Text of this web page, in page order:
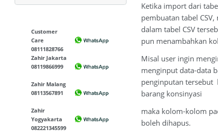
Customer
Care
08111828766
Zahir Jakarta
08119866999
Zahir Malang
08113567891
Zahir
Yogyakarta
082221345599
Ketika import dari
pembuatan tabel
dalam tabel CSV
pun menambahkan
Misal user ingin
menginput data-data
penginputan tersebut
barang konsinyasi
maka kolom-kolom
boleh dihapus.